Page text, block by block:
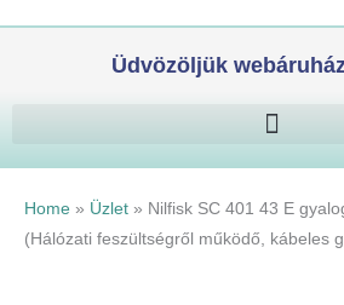
Üdvözöljük
Home » Üzlet » Nilfisk SC 401 43 E
(Hálózati feszültségről működő, kábeles
gép)
mennyiség